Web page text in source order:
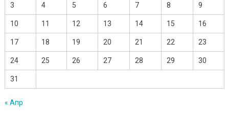
3 4 5 6 7 8 9
10 11 12 13 14 15 16
17 18 19 20 21 22 23
24 25 26 27 28 29 30
31
« Апр